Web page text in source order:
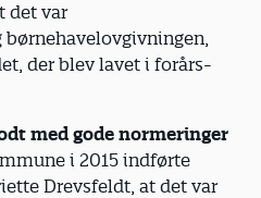
det var
der blev lavet i forårs-
med gode normeringer
i 2015 indførte
Drevsfeldt, at det var